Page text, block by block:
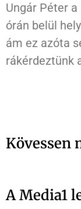
Ungár Péter
órán belül
ám ez azóta
rákérdeztünk
Kövessen
A Media1